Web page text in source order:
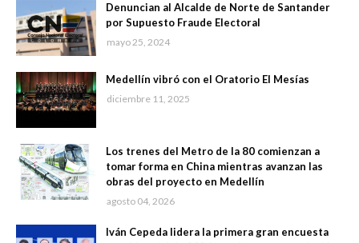
Denuncian al Alcalde de Norte de Santander
por Supuesto Fraude Electoral
mayo 25, 2024
Medellín vibró con el Oratorio El Mesías
diciembre 11, 2025
Los trenes del Metro de la 80 comienzan a
tomar forma en China mientras avanzan las
obras del proyecto en Medellín
agosto 04, 2026
Iván Cepeda lidera la primera gran encuesta